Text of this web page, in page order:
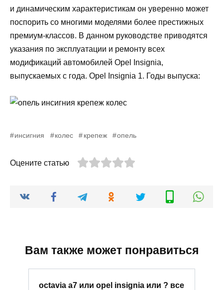
и динамическим характеристикам он уверенно может
поспорить со многими моделями более престижных
премиум-классов. В данном руководстве приводятся
указания по эксплуатации и ремонту всех
модификаций автомобилей Opel Insignia,
выпускаемых с года. Opel Insignia 1. Годы выпуска:
инсигния колес крепеж опель
Оцените статью
Вам также может понравиться
octavia a7 или opel insignia или ? все